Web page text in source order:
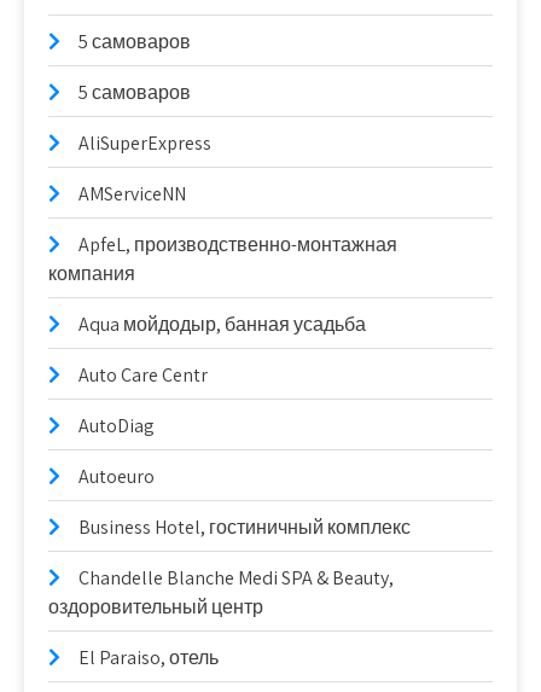
5 самоваров
5 самоваров
AliSuperExpress
AMServiceNN
ApfeL, производственно-монтажная
компания
Aqua мойдодыр, банная усадьба
Auto Care Centr
AutoDiag
Autoeuro
Business Hotel, гостиничный комплекс
Chandelle Blanche Medi SPA & Beauty,
оздоровительный центр
El Paraiso, отель